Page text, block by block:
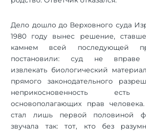
Дело дошло до Верховного суда
1980 году вынес решение,
камнем всей последующей
постановили: суд не вправе
извлекать биологический
прямого законодательного
неприкосновенность
основополагающих прав
стал лишь первой половиной
звучала так: тот, кто без